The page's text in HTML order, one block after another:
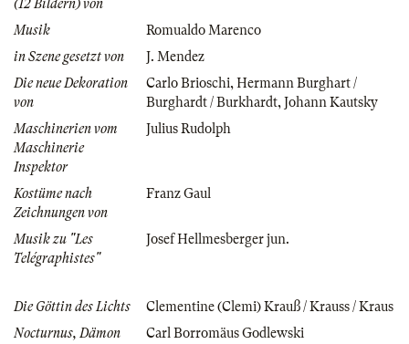
(12 Bildern) von
Musik
Romualdo Marenco
in Szene gesetzt von
J. Mendez
Die neue Dekoration
von
Carlo Brioschi,Hermann Burghart /
Burghardt / Burkhardt,Johann Kautsky
Maschinerien vom
Maschinerie
Inspektor
Julius Rudolph
Kostüme nach
Zeichnungen von
Franz Gaul
Musik zu "Les
Telégraphistes"
Josef Hellmesberger jun.
Die Göttin des Lichts
Clementine (Clemi) Krauß / Krauss / Kraus
Nocturnus, Dämon
Carl Borromäus Godlewski